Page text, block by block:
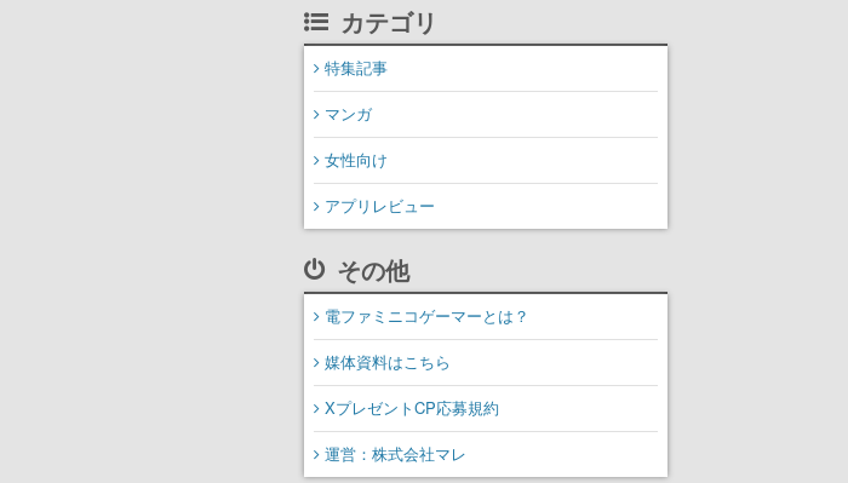
カテゴリ
特集記事
マンガ
女性向け
アプリレビュー
その他
電ファミニコゲーマーとは？
媒体資料はこちら
XプレゼントCP応募規約
運営：株式会社マレ